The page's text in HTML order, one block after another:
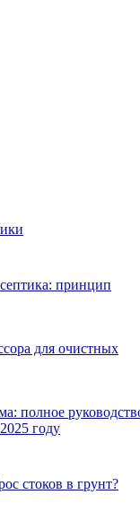
принцип
для очистных
полное
году
стоков в грунт?